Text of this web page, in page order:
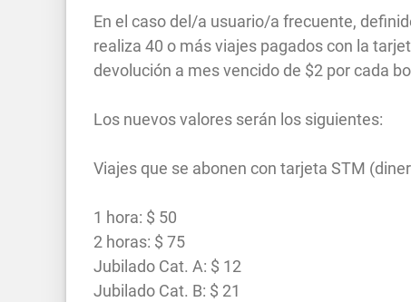
En el caso del/a usuario/a frecuente,
realiza 40 o más viajes pagados con la
devolución a mes vencido de $2 por cada
Los nuevos valores serán los siguientes:
Viajes que se abonen con tarjeta STM
1 hora: $ 50
2 horas: $ 75
Jubilado Cat. A: $ 12
Jubilado Cat. B: $ 21